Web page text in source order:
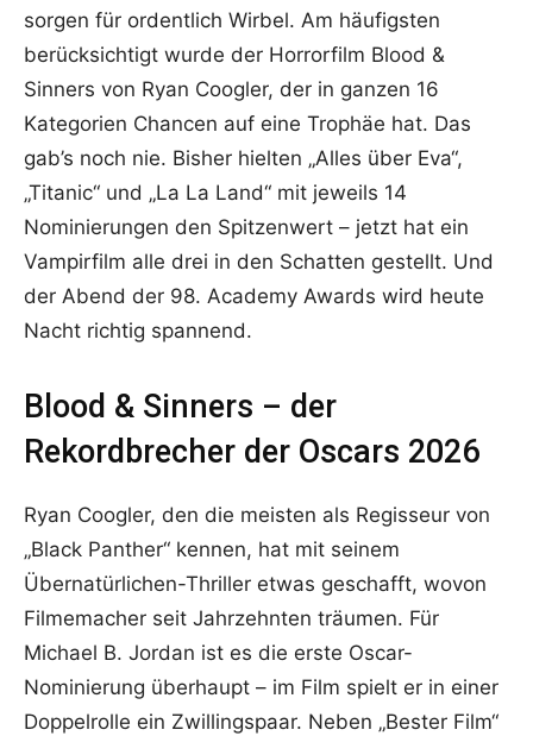
sorgen für ordentlich Wirbel. Am häufigsten
berücksichtigt wurde der Horrorfilm Blood &
Sinners von Ryan Coogler, der in ganzen 16
Kategorien Chancen auf eine Trophäe hat. Das
gab’s noch nie. Bisher hielten „Alles über Eva“,
„Titanic“ und „La La Land“ mit jeweils 14
Nominierungen den Spitzenwert – jetzt hat ein
Vampirfilm alle drei in den Schatten gestellt. Und
der Abend der 98. Academy Awards wird heute
Nacht richtig spannend.
Blood & Sinners – der
Rekordbrecher der Oscars 2026
Ryan Coogler, den die meisten als Regisseur von
„Black Panther“ kennen, hat mit seinem
Übernatürlichen-Thriller etwas geschafft, wovon
Filmemacher seit Jahrzehnten träumen. Für
Michael B. Jordan ist es die erste Oscar-
Nominierung überhaupt – im Film spielt er in einer
Doppelrolle ein Zwillingspaar. Neben „Bester Film“